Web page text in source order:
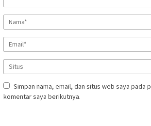
Simpan nama, email, dan situs web saya pada
komentar saya berikutnya.